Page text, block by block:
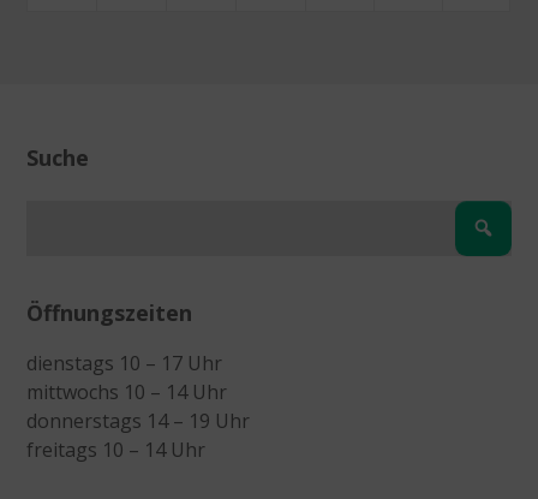
Suche
Öffnungszeiten
dienstags 10 – 17 Uhr
mittwochs 10 – 14 Uhr
donnerstags 14 – 19 Uhr
freitags 10 – 14 Uhr